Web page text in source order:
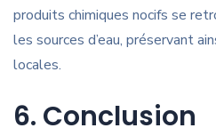
produits chimiques nocifs se
les sources d’eau, préservant
locales.
6. Conclusion